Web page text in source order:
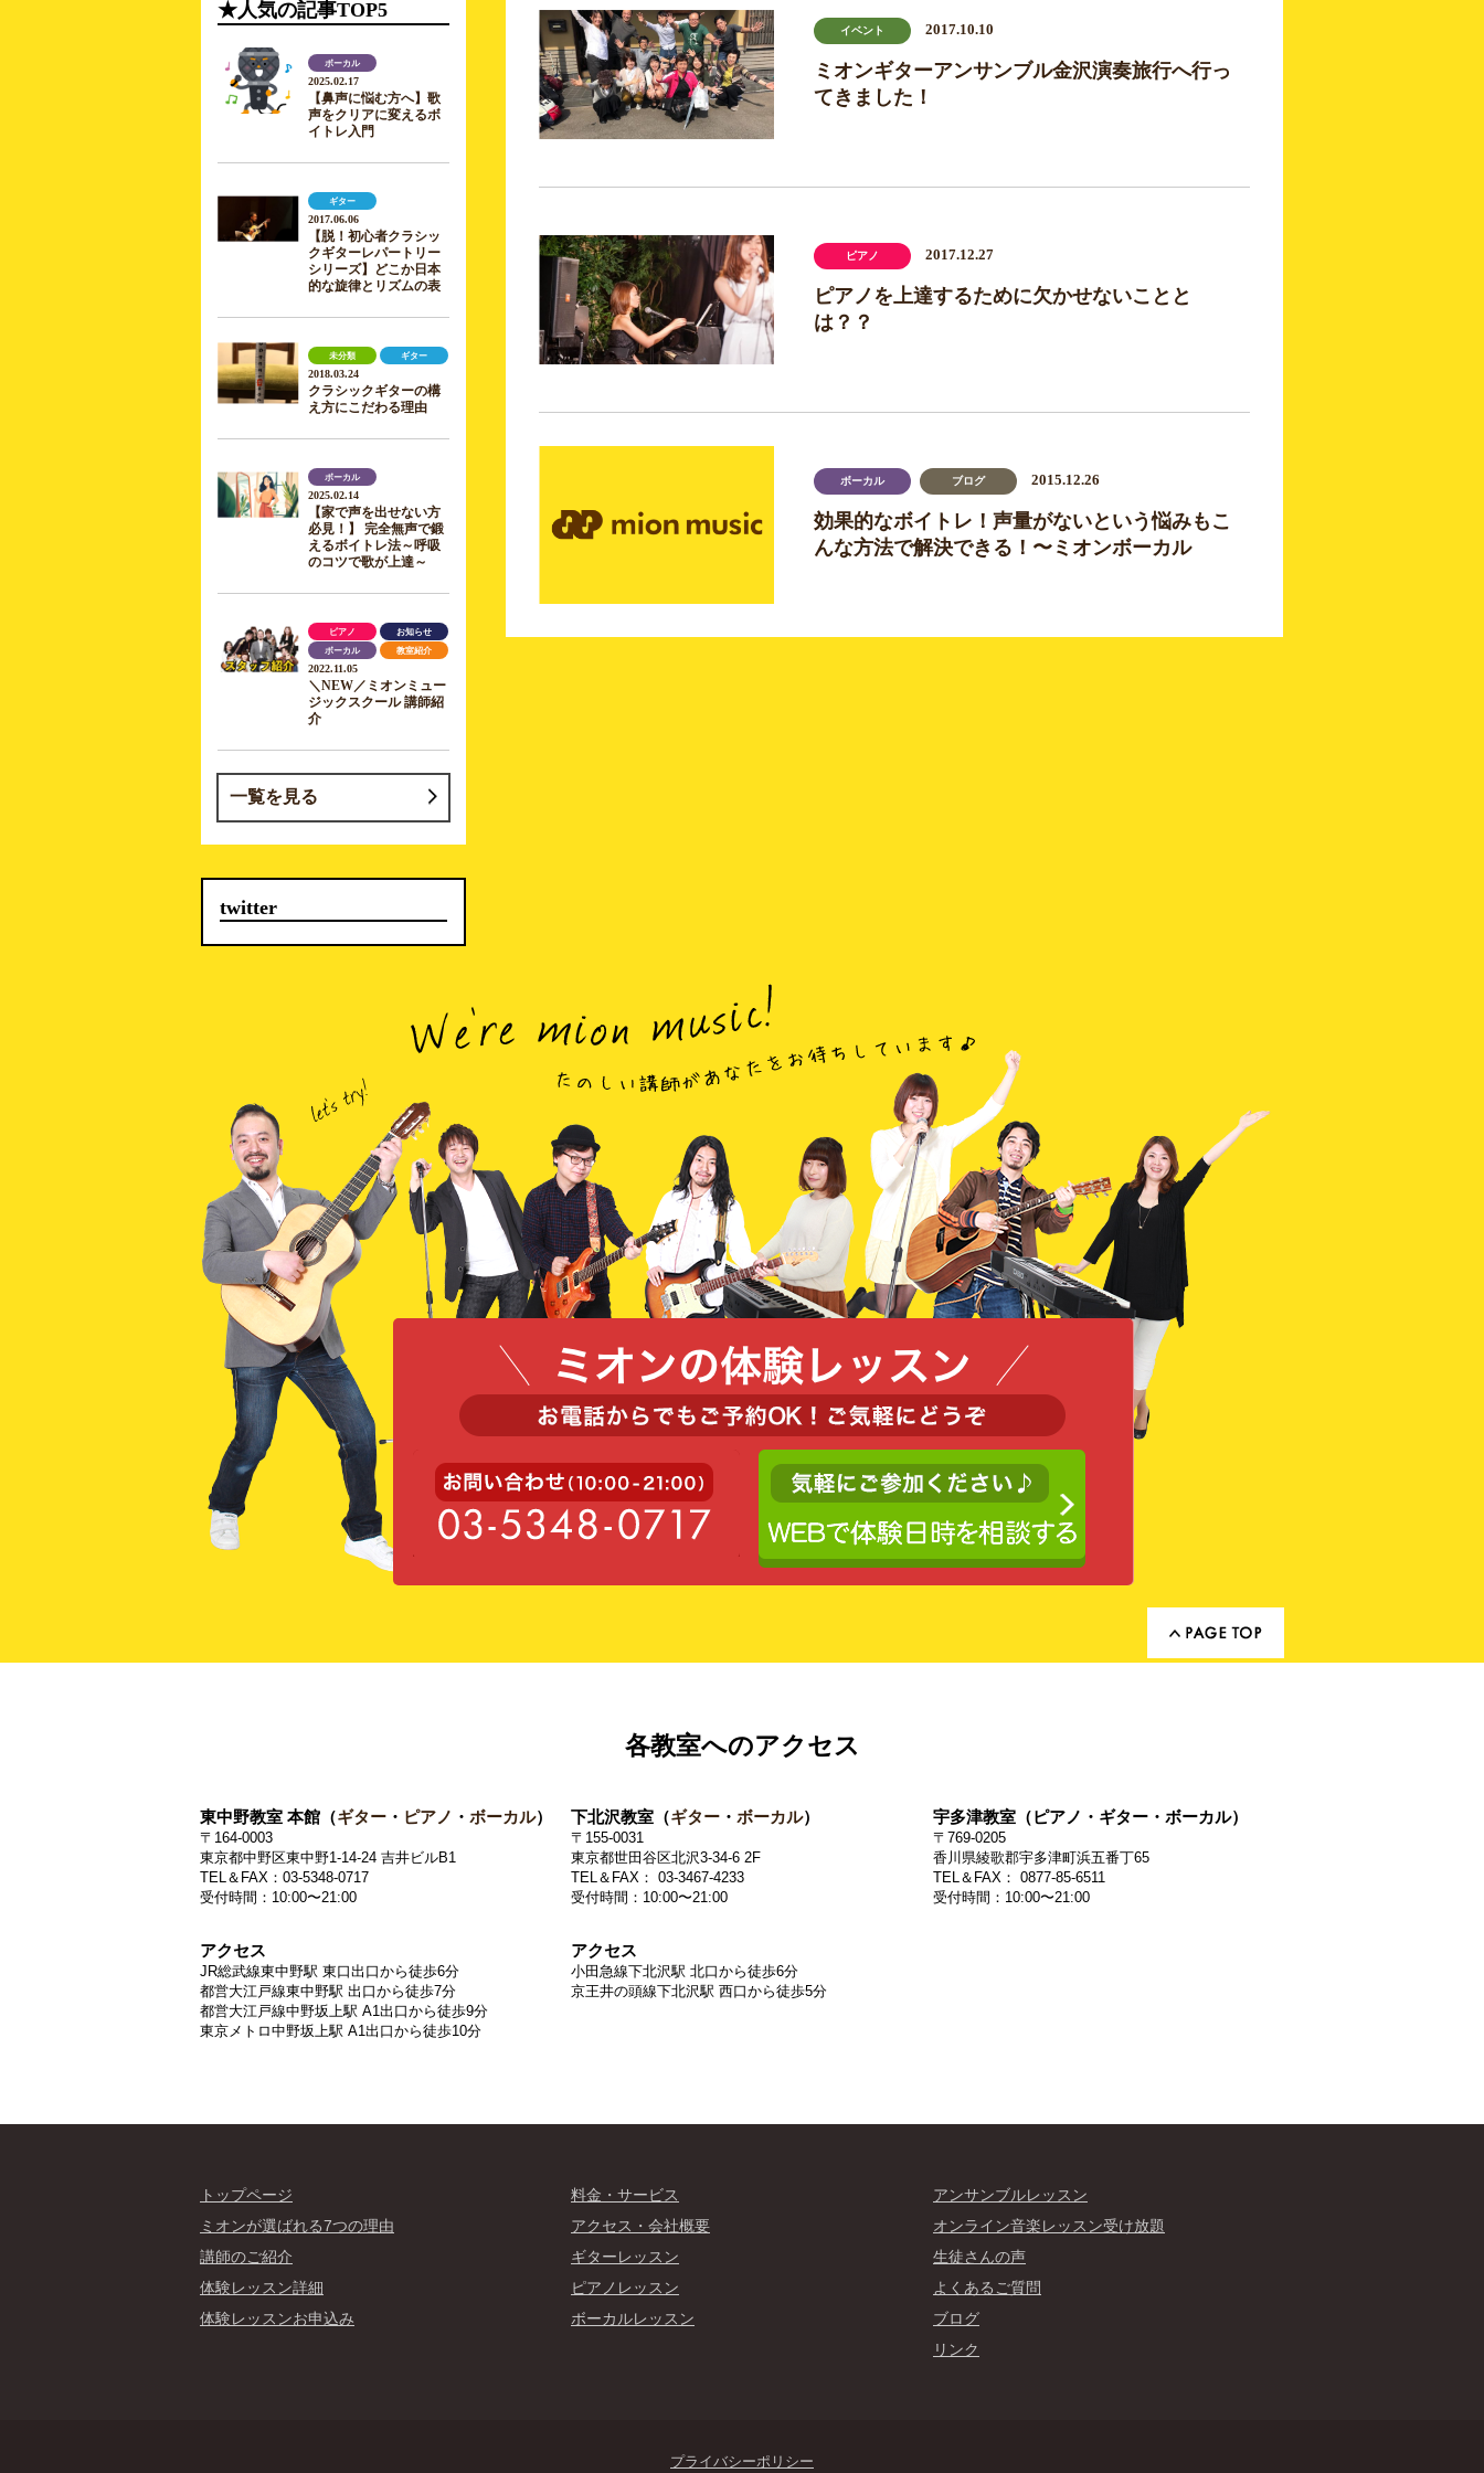
★人気の記事TOP5
ボーカル
2025.02.17
【鼻声に悩む方へ】歌
声をクリアに変えるボ
イトレ入門
ギター
2017.06.06
【脱！初心者クラシッ
クギターレパートリー
シリーズ】どこか日本
的な旋律とリズムの表
未分類 ギター
2018.03.24
クラシックギターの構
え方にこだわる理由
ボーカル
2025.02.14
【家で声を出せない方
必見！】 完全無声で鍛
えるボイトレ法～呼吸
のコツで歌が上達～
ピアノ
お知らせ
ボーカル
教室紹介
2022.11.05
＼NEW／ミオンミュー
ジックスクール 講師紹
介
一覧を見る
twitter
イベント 2017.10.10
ミオンギターアンサンブル金沢演奏旅行へ行っ
てきました！
ピアノ 2017.12.27
ピアノを上達するために欠かせないことと
は？？
ボーカル ブログ 2015.12.26
効果的なボイトレ！声量がないという悩みもこ
んな方法で解決できる！〜ミオンボーカル
各教室へのアクセス
東中野教室 本館（ギター ・ ピアノ ・ ボーカル）
〒164-0003
東京都中野区東中野1-14-24 吉井ビルB1
TEL＆FAX：03-5348-0717
受付時間：10:00〜21:00
アクセス
JR総武線東中野駅 東口出口から徒歩6分
都営大江戸線東中野駅 出口から徒歩7分
都営大江戸線中野坂上駅 A1出口から徒歩9分
東京メトロ中野坂上駅 A1出口から徒歩10分
下北沢教室（ギター ・ ボーカル）
〒155-0031
東京都世田谷区北沢3-34-6 2F
TEL＆FAX： 03-3467-4233
受付時間：10:00〜21:00
アクセス
小田急線下北沢駅 北口から徒歩6分
京王井の頭線下北沢駅 西口から徒歩5分
宇多津教室（ピアノ・ギター・ボーカル）
〒769-0205
香川県綾歌郡宇多津町浜五番丁65
TEL＆FAX： 0877-85-6511
受付時間：10:00〜21:00
トップページ
ミオンが選ばれる7つの理由
講師のご紹介
体験レッスン詳細
体験レッスンお申込み
料金・サービス
アクセス・会社概要
ギターレッスン
ピアノレッスン
ボーカルレッスン
アンサンブルレッスン
オンライン音楽レッスン受け放題
生徒さんの声
よくあるご質問
ブログ
リンク
プライバシーポリシー